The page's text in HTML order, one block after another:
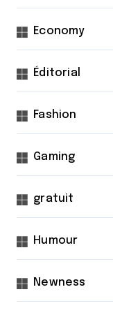
Economy
Éditorial
Fashion
Gaming
gratuit
Humour
Newness